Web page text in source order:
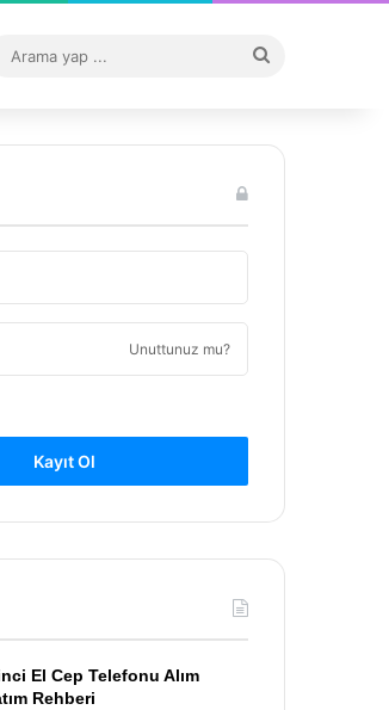
...
Unuttunuz mu?
Kayıt Ol
El Cep Telefonu Alım
Rehberi